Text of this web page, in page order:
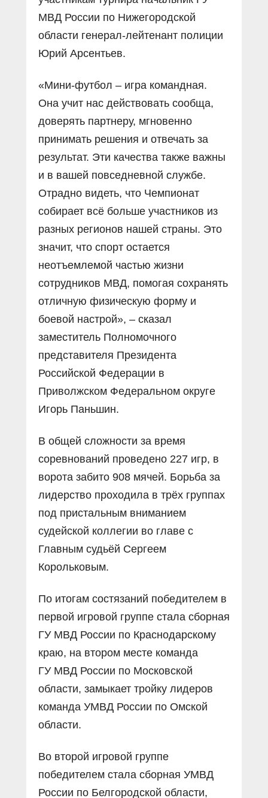
МВД России по Нижегородской
области генерал-лейтенант полиции
Юрий Арсентьев.
«Мини-футбол – игра командная.
Она учит нас действовать сообща,
доверять партнеру, мгновенно
принимать решения и отвечать за
результат. Эти качества также важны
и в вашей повседневной службе.
Отрадно видеть, что Чемпионат
собирает всё больше участников из
разных регионов нашей страны. Это
значит, что спорт остается
неотъемлемой частью жизни
сотрудников МВД, помогая сохранять
отличную физическую форму и
боевой настрой», – сказал
заместитель Полномочного
представителя Президента
Российской Федерации в
Приволжском Федеральном округе
Игорь Паньшин.
В общей сложности за время
соревнований проведено 227 игр, в
ворота забито 908 мячей. Борьба за
лидерство проходила в трёх группах
под пристальным вниманием
судейской коллегии во главе с
Главным судьёй Сергеем
Корольковым.
По итогам состязаний победителем в
первой игровой группе стала сборная
ГУ МВД России по Краснодарскому
краю, на втором месте команда
ГУ МВД России по Московской
области, замыкает тройку лидеров
команда УМВД России по Омской
области.
Во второй игровой группе
победителем стала сборная УМВД
России по Белгородской области,